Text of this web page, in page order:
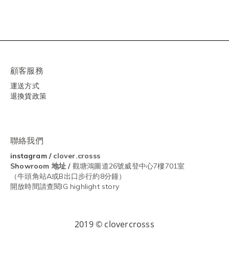
顧客服務
運送方式
退換貨政策
聯絡我們
instagram/ clover.crosss
Showroom 地址 / 觀塘鴻圖道26號威登中心7樓701室
（牛頭角站A或B出口步行約8分鐘）
開放時間請查閱IG highlight story
2019 © clovercrosss